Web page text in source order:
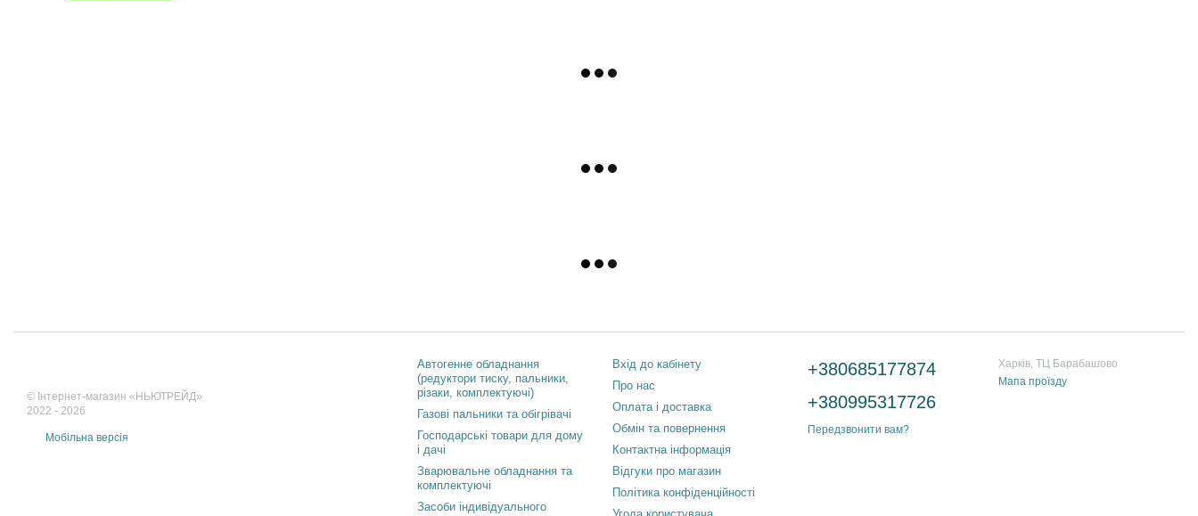
© Інтернет-магазин «НЬЮТРЕЙД»
2022 - 2026
Мобільна версія
Автогенне обладнання
(редуктори тиску, пальники,
різаки, комплектуючі)
Газові пальники та обігрівачі
Господарські товари для дому
і дачі
Зварювальне обладнання та
комплектуючі
Засоби індивідуального
Вхід до кабінету
Про нас
Оплата і доставка
Обмін та повернення
Контактна інформація
Відгуки про магазин
Політика конфіденційності
+380685177874
+380995317726
Передзвонити вам?
Харків, ТЦ Барабашово
Мапа проїзду